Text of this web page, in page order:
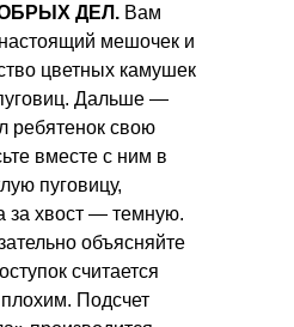
ДЕЛ. Вам
мешочек и
цветных камушек
Дальше —
ребятенок свою
вместе с ним в
пуговицу,
за хвост — темную.
объясняйте
считается
Подсчет